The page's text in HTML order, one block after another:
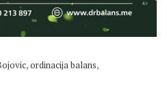
,ordinacija balans,